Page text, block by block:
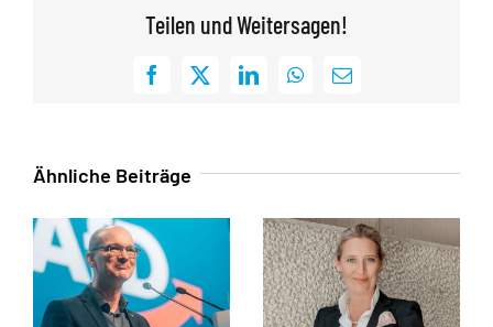
Teilen und Weitersagen!
Facebook
X LinkedInWhatsApp
E-
Ähnliche Beiträge